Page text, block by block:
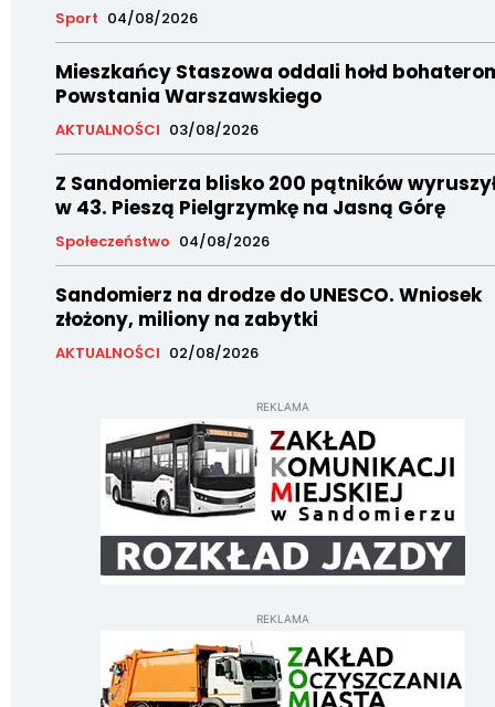
Sport 04/08/2026
Mieszkańcy Staszowa oddali hołd
Powstania Warszawskiego
AKTUALNOŚCI 03/08/2026
Z Sandomierza blisko 200 pątników
w 43. Pieszą Pielgrzymkę na Jasną Górę
Społeczeństwo 04/08/2026
Sandomierz na drodze do UNESCO. Wniosek
złożony, miliony na zabytki
AKTUALNOŚCI 02/08/2026
REKLAMA
REKLAMA